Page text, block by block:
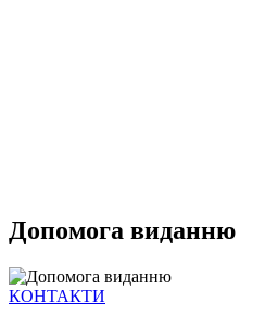
Допомога виданню
КОНТАКТИ